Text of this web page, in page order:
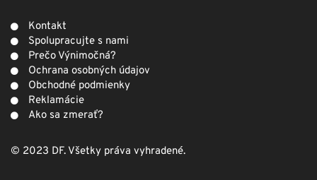
Kontakt
Spolupracujte s nami
Prečo Výnimočná?
Ochrana osobných údajov
Obchodné podmienky
Reklamácie
Ako sa zmerať?
© 2023 DF. Všetky práva vyhradené.